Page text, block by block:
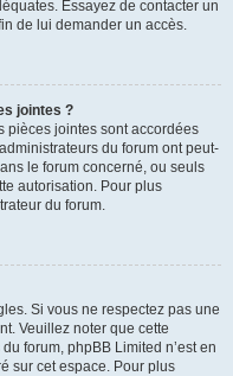
Essayez de contacter un
de lui demander un accès.
jointes ?
pièces jointes sont accordées
du forum ont peut-
le forum concerné, ou seuls
autorisation. Pour plus
du forum.
Si vous ne respectez pas une
Veuillez noter que cette
forum, phpBB Limited n’est en
sur cet espace. Pour plus